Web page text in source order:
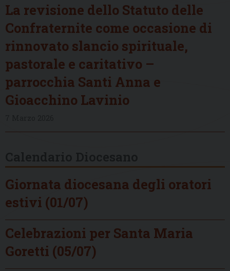
La revisione dello Statuto delle
Confraternite come occasione di
rinnovato slancio spirituale,
pastorale e caritativo –
parrocchia Santi Anna e
Gioacchino Lavinio
Giornata diocesana degli oratori
estivi (01/07)
Celebrazioni per Santa Maria
Goretti (05/07)